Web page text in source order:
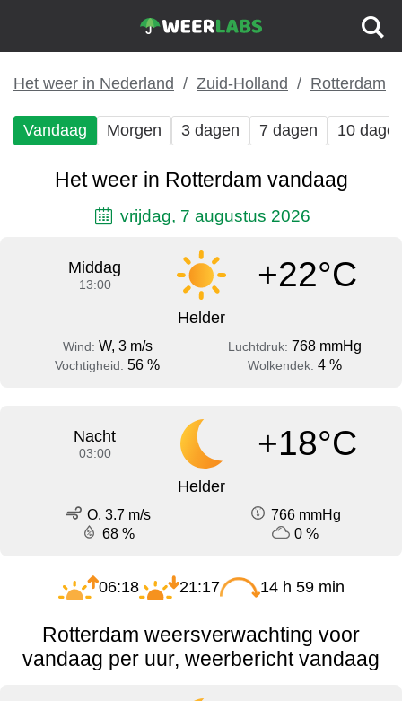
Het weer in Nederland Zuid-Holland Rotterdam
Vandaag Morgen 3 dagen 7 dagen 10
Het weer in Rotterdam vandaag
vrijdag, 7 augustus 2026
Middag
13:00 +22°C
Helder
Wind: W, 3 m/s Luchtdruk: 768 mmHg
Vochtigheid: 56 % Wolkendek: 4 %
Nacht
03:00 +18°C
Helder
O, 3.7 m/s
766 mmHg
68 %
0 %
06:18 21:17 14 h 59 min
Rotterdam weersverwachting voor
vandaag per uur, weerbericht vandaag